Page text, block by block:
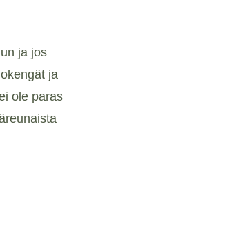
ja jos
ja
ole paras